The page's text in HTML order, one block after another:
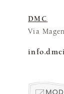
DMC
Via